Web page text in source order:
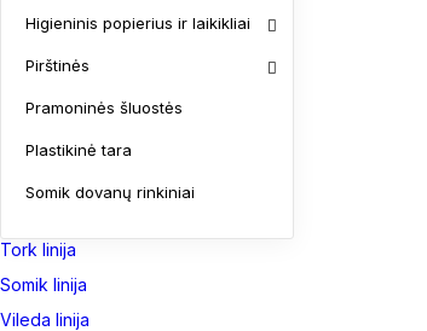
Higieninis popierius ir laikikliai
Pirštinės
Pramoninės šluostės
Plastikinė tara
Somik dovanų rinkiniai
Draco linija
Evans linija
Faren linija
Hi-Labs linija
Tork linija
Somik linija
Vileda linija